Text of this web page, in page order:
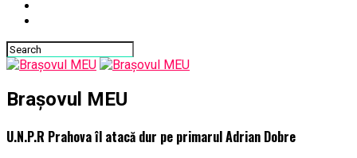
Brașovul MEU
U.N.P.R Prahova îl atacă dur pe primarul Adrian Dobre